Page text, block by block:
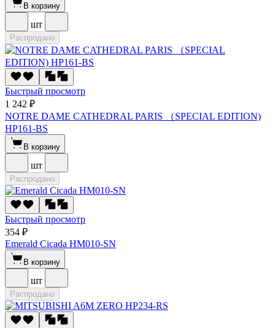
В корзину
шт
Распродано
Быстрый просмотр
1 242 ₽
NOTRE DAME CATHEDRAL PARIS （SPECIAL EDITION)
HP161-BS
В корзину
шт
Распродано
Быстрый просмотр
354 ₽
Emerald Cicada HM010-SN
В корзину
шт
Распродано